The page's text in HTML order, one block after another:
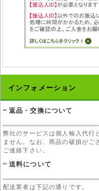
インフォメーション
返品・交換について
弊社のサービスは個人輸入代行
ません。なお、商品の破損がご
ご連絡下さい。
送料について
配送業者は下記の通りです。